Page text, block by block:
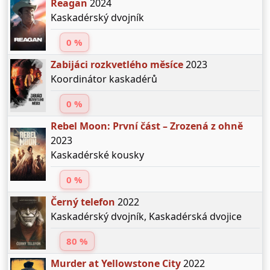
Reagan 2024
Kaskadérský dvojník
0 %
Zabijáci rozkvetlého měsíce2023
Koordinátor kaskadérů
0 %
Rebel Moon: První část – Zrozená z ohně
2023
Kaskadérské kousky
0 %
Černý telefon 2022
Kaskadérský dvojník, Kaskadérská dvojice
80 %
Murder at Yellowstone City2022